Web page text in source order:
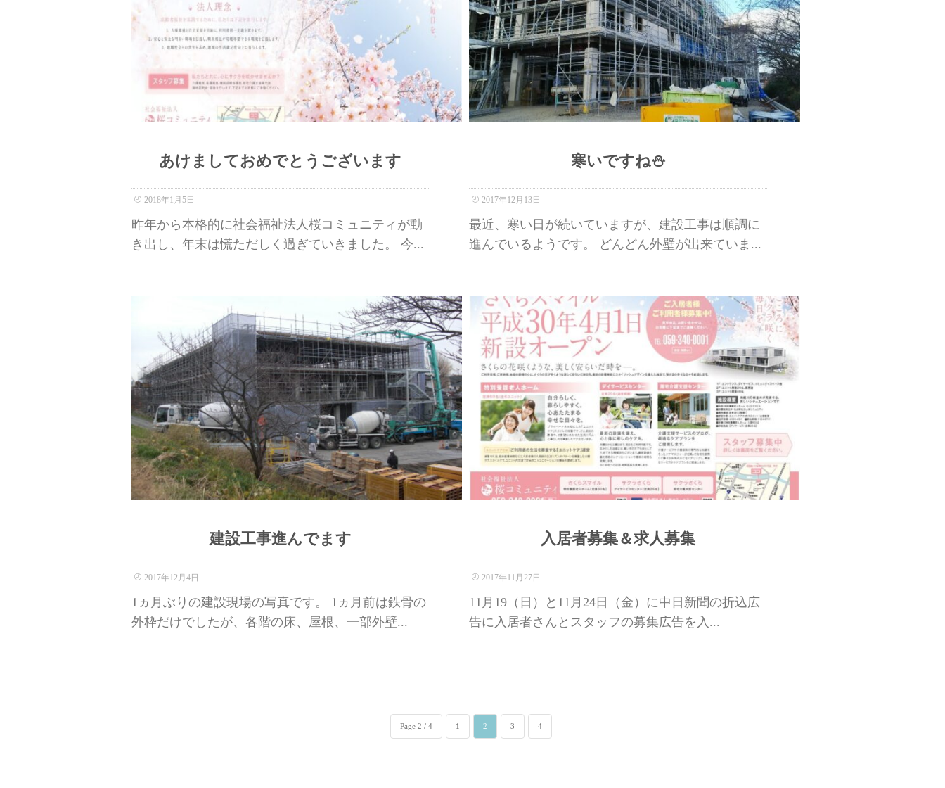
あけましておめでとうございます
2018年1月5日
昨年から本格的に社会福祉法人桜コミュニティが動
き出し、年末は慌ただしく過ぎていきました。 今...
寒いですね⛄
2017年12月13日
最近、寒い日が続いていますが、建設工事は順調に
進んでいるようです。 どんどん外壁が出来ていま...
建設工事進んでます
2017年12月4日
1ヵ月ぶりの建設現場の写真です。 1ヵ月前は鉄骨の
外枠だけでしたが、各階の床、屋根、一部外壁...
入居者募集＆求人募集
2017年11月27日
11月19（日）と11月24日（金）に中日新聞の折込広
告に入居者さんとスタッフの募集広告を入...
Page 2 / 4 1 2 3 4